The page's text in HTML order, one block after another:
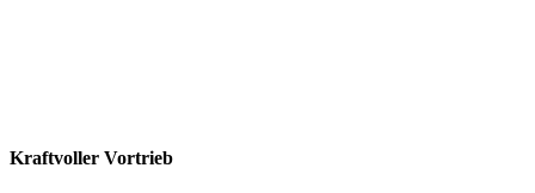
Kraftvoller Vortrieb